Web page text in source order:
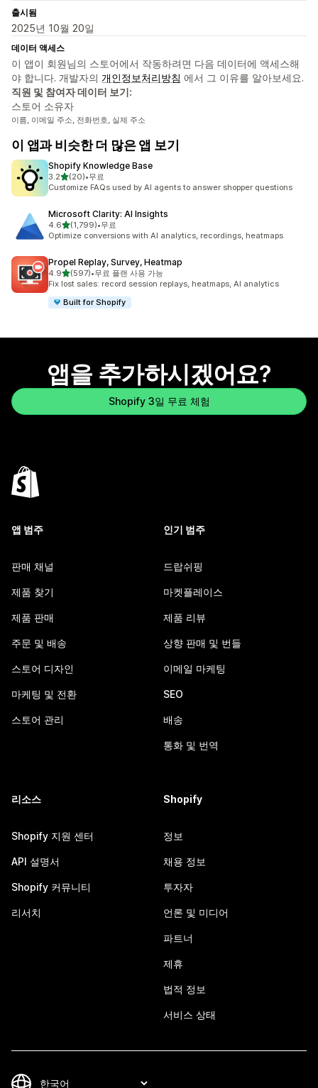
출시됨
2025년 10월 20일
데이터 액세스
이 앱이 회원님의 스토어에서 작동하려면 다음 데이터에 액세스해
야 합니다. 개발자의 개인정보처리방침 에서 그 이유를 알아보세요.
직원 및 참여자 데이터 보기:
스토어 소유자
이름, 이메일 주소, 전화번호, 실제 주소
이 앱과 비슷한 더 많은 앱 보기
Shopify Knowledge Base
3.2별 5개 중
(20)
총 리뷰 20개
•무료
Customize FAQs used by AI agents to answer shopper questions
Microsoft Clarity: AI Insights
4.6별 5개 중
(1,799)
총 리뷰 1799개
•무료
Optimize conversions with AI analytics, recordings, heatmaps
Propel Replay, Survey, Heatmap
4.9별 5개 중
(597)
총 리뷰 597개
•무료 플랜 사용 가능
Fix lost sales: record session replays, heatmaps, AI analytics
Built for Shopify
앱을 추가하시겠어요?
Shopify 3일 무료 체험
앱 범주
판매 채널
제품 찾기
제품 판매
주문 및 배송
스토어 디자인
마케팅 및 전환
스토어 관리
인기 범주
드랍쉬핑
마켓플레이스
제품 리뷰
상향 판매 및 번들
이메일 마케팅
SEO
배송
통화 및 번역
리소스
Shopify 지원 센터
API 설명서
Shopify 커뮤니티
리서치
Shopify
정보
채용 정보
투자자
언론 및 미디어
파트너
제휴
법적 정보
서비스 상태